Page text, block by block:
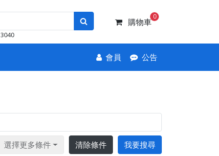
3040
購物車
0
會員 公告
選擇更多條件 清除條件 我要搜尋